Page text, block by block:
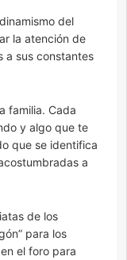
del
la atención de
a sus constantes
familia. Cada
y algo que te
que se identifica
a
de los
para los
el foro para